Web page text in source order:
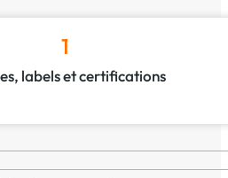
1
labels et certifications